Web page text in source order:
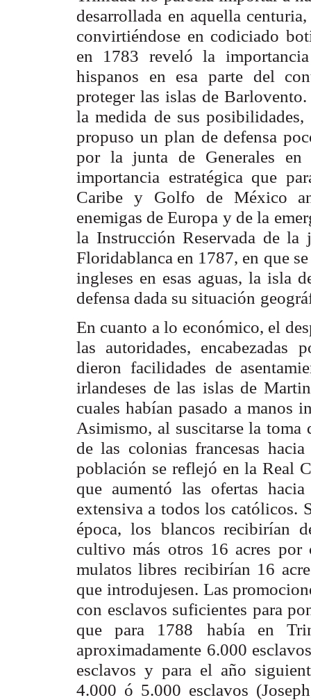
desarrollada en aquella
convirtiéndose en codiciado
en 1783 reveló la
hispanos en esa parte del
proteger las islas de Barlovento.
la medida de sus
propuso un plan de defensa
por la junta de
Generales
importancia estratégica que
Caribe y Golfo de México
enemigas de Europa y de la
la Instrucción Reservada de la
Floridablanca en 1787, en que
ingleses en esas aguas, la isla
defensa dada su situación
En cuanto a lo económico, el
las autoridades, encabezadas
dieron facilidades de
irlandeses de las islas de
cuales habían pasado a manos
Asimismo, al suscitarse la
de las colonias francesas hacia
población se reflejó en la Real
que aumentó las ofertas
extensiva a todos los católicos.
época, los blancos recibirían
cultivo más otros 16 acres por
mulatos libres recibirían 16
que introdujesen. Las
con esclavos suficientes para
que para 1788
había en
aproximadamente 6.000
esclavos y para el año
4.000 ó 5.000 esclavos